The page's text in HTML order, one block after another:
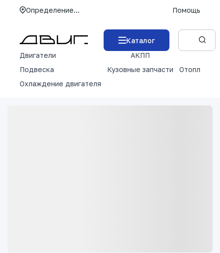
Определение... Помощь
Каталог
Двигатели
АКПП
Подвеска
Кузовные запчасти
Отопление
Охлаждение двигателя